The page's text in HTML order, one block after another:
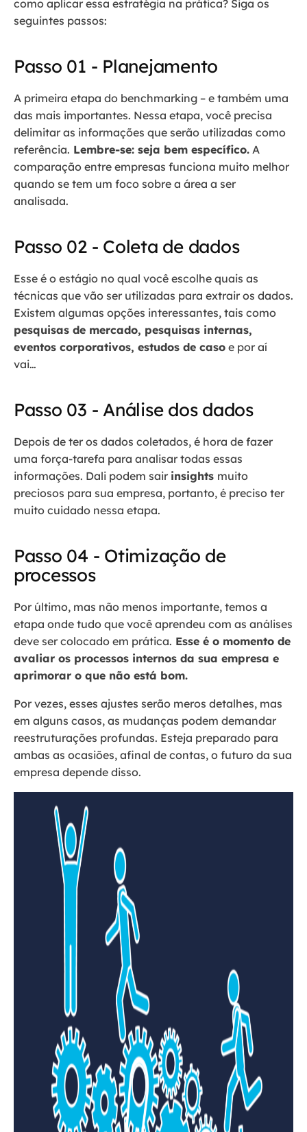
como aplicar essa estratégia na prática? Siga os
seguintes passos:
Passo 01 - Planejamento
A primeira etapa do benchmarking – e também uma
das mais importantes. Nessa etapa, você precisa
delimitar as informações que serão utilizadas como
referência. Lembre-se: seja bem específico. A
comparação entre empresas funciona muito melhor
quando se tem um foco sobre a área a ser
analisada.
Passo 02 - Coleta de dados
Esse é o estágio no qual você escolhe quais as
técnicas que vão ser utilizadas para extrair os dados.
Existem algumas opções interessantes, tais como
pesquisas de mercado, pesquisas internas,
eventos corporativos, estudos de caso e por aí
vai…
Passo 03 - Análise dos dados
Depois de ter os dados coletados, é hora de fazer
uma força-tarefa para analisar todas essas
informações. Dali podem sair insights muito
preciosos para sua empresa, portanto, é preciso ter
muito cuidado nessa etapa.
Passo 04 - Otimização de
processos
Por último, mas não menos importante, temos a
etapa onde tudo que você aprendeu com as análises
deve ser colocado em prática. Esse é o momento de
avaliar os processos internos da sua empresa e
aprimorar o que não está bom.
Por vezes, esses ajustes serão meros detalhes, mas
em alguns casos, as mudanças podem demandar
reestruturações profundas. Esteja preparado para
ambas as ocasiões, afinal de contas, o futuro da sua
empresa depende disso.